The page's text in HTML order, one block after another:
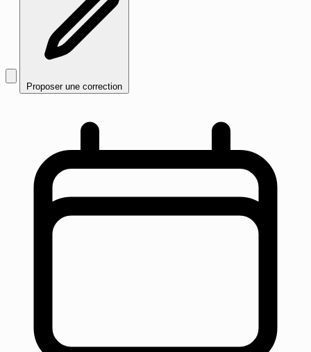
Proposer une correction